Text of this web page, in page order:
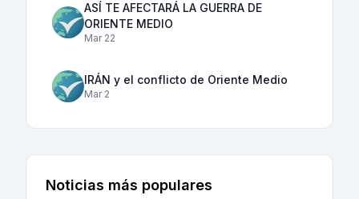
ASÍ TE AFECTARÁ LA GUERRA DE
ORIENTE MEDIO
Mar 22
IRÁN y el conflicto de Oriente Medio
Mar 2
Noticias más populares